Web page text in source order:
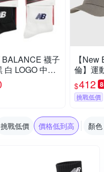
BALANCE 襪子
白 LOGO 中筒
一入 7120400
【
倫】運
at 男
SLA B-
C-
$412
挑戰低價
挑戰低價 價格低到高 顏色